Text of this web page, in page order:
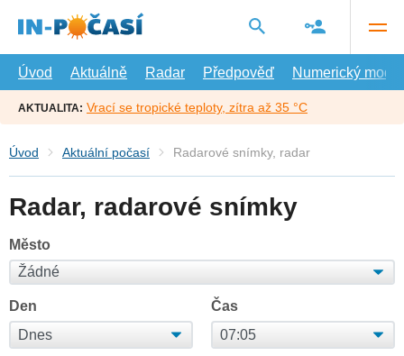
hlavní
Úvod
Aktuálně Radar Předpověď Numerický model
AKTUALITA: Vrací se tropické teploty, zítra až 35 °C
Úvod Aktuální počasí Radarové snímky, radar
Radar, radarové snímky
Město
Den Čas